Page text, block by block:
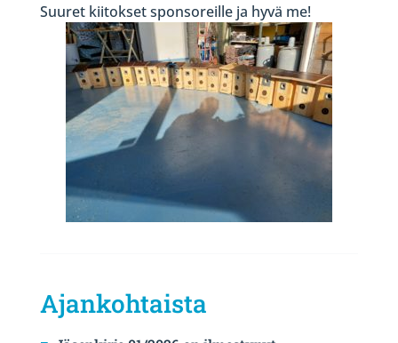
Suuret kiitokset sponsoreille ja hyvä me!
Ajankohtaista